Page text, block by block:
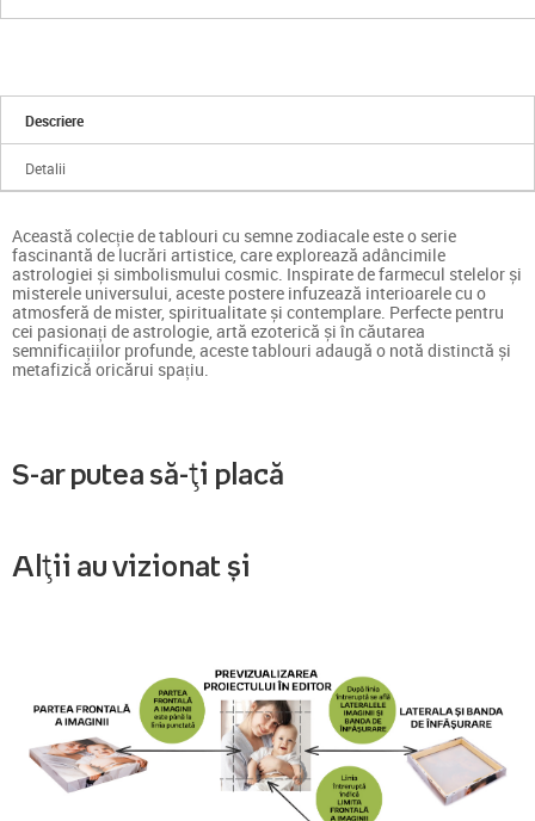
Descriere
Detalii
Această colecție de tablouri cu semne zodiacale este o serie
fascinantă de lucrări artistice, care explorează adâncimile
astrologiei și simbolismului cosmic. Inspirate de farmecul stelelor și
misterele universului, aceste postere infuzează interioarele cu o
atmosferă de mister, spiritualitate și contemplare. Perfecte pentru
cei pasionați de astrologie, artă ezoterică și în căutarea
semnificațiilor profunde, aceste tablouri adaugă o notă distinctă și
metafizică oricărui spațiu.
S-ar putea să-ți placă
Alții au vizionat și